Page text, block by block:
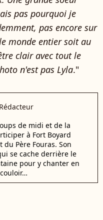
pas pourquoi je
pas encore sur
monde entier soit au
clair avec tout le
n'est pas Lyla."
Rédacteur
de midi et de la
à Fort Boyard
Père Fouras. Son
se cache derrière le
pour y chanter en